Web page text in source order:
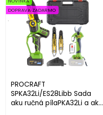
PROCRAFT
SPKA32Li/ES28Libb Sada
aku ručná pílaPKA32Li a aku
DOPRAVA ZADARMO